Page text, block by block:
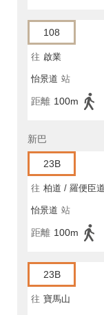
108
往 啟業
怡景道 站
距離 100m
新巴
23B
往 柏道 / 羅便臣道
怡景道 站
距離 100m
23B
往 寶馬山